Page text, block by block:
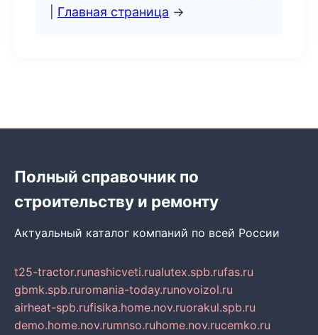
Главная страница →
Полный справочник по
строительству и ремонту
Актуальный каталог компаний по всей России
t25-tractor.runashicveti.rualutex.spb.rufas.ru
gbmk.spb.ruromania-today.runovoizol.ru
airheat-spb.rufisika.home.nov.ruorakul.spb.ru
demo.home.nov.rumnso.ruhome.nov.rucemko.ru